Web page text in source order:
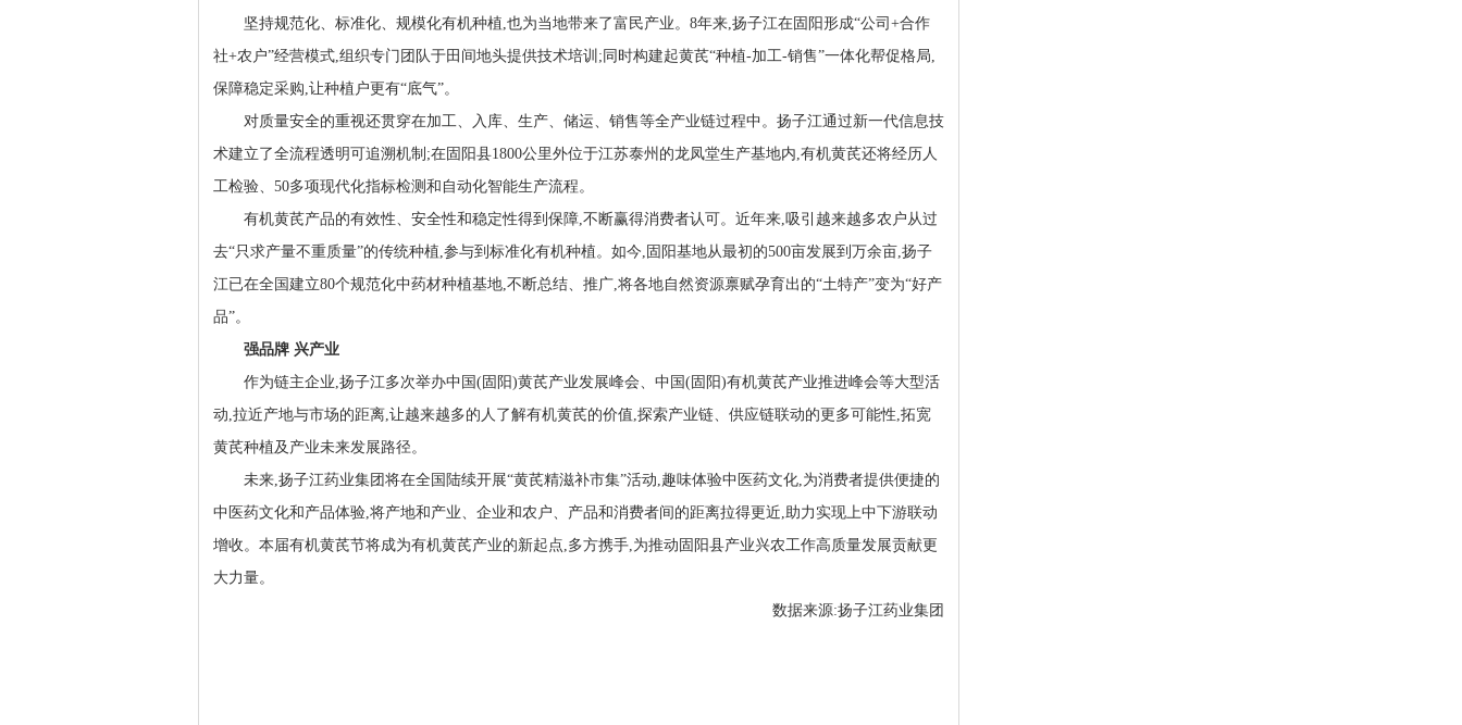
坚持规范化、标准化、规模化有机种植,也为当地带来了富民产业。8年来,扬子江在固阳形成“公司+合作
社+农户”经营模式,组织专门团队于田间地头提供技术培训;同时构建起黄芪“种植-加工-销售”一体化帮促格局,
保障稳定采购,让种植户更有“底气”。
对质量安全的重视还贯穿在加工、入库、生产、储运、销售等全产业链过程中。扬子江通过新一代信息技
术建立了全流程透明可追溯机制;在固阳县1800公里外位于江苏泰州的龙凤堂生产基地内,有机黄芪还将经历人
工检验、50多项现代化指标检测和自动化智能生产流程。
有机黄芪产品的有效性、安全性和稳定性得到保障,不断赢得消费者认可。近年来,吸引越来越多农户从过
去“只求产量不重质量”的传统种植,参与到标准化有机种植。如今,固阳基地从最初的500亩发展到万余亩,扬子
江已在全国建立80个规范化中药材种植基地,不断总结、推广,将各地自然资源禀赋孕育出的“土特产”变为“好产
品”。
强品牌 兴产业
作为链主企业,扬子江多次举办中国(固阳)黄芪产业发展峰会、中国(固阳)有机黄芪产业推进峰会等大型活
动,拉近产地与市场的距离,让越来越多的人了解有机黄芪的价值,探索产业链、供应链联动的更多可能性,拓宽
黄芪种植及产业未来发展路径。
未来,扬子江药业集团将在全国陆续开展“黄芪精滋补市集”活动,趣味体验中医药文化,为消费者提供便捷的
中医药文化和产品体验,将产地和产业、企业和农户、产品和消费者间的距离拉得更近,助力实现上中下游联动
增收。本届有机黄芪节将成为有机黄芪产业的新起点,多方携手,为推动固阳县产业兴农工作高质量发展贡献更
大力量。
数据来源:扬子江药业集团